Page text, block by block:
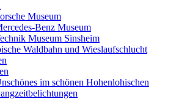
Museum
Benz Museum
Museum Sinsheim
Waldbahn und Wieslaufschlucht
im schönen Hohenlohischen